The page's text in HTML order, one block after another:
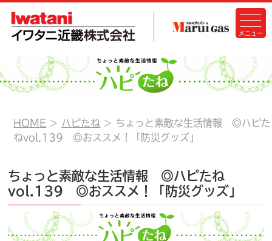
HOME ハピたね
ちょっと素敵な生活情報 ◎ハピた
ねvol.139 ◎おススメ！「防災グッズ」
ちょっと素敵な生活情報 ◎ハピたね
vol.139 ◎おススメ！「防災グッズ」